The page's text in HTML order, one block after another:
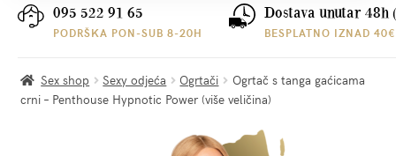
Plaćanje i dostava
095 522 91 65
PODRŠKA PON-SUB 8-20H
Dostava unutar 48h
BESPLATNO IZNAD 40€
Sex shop Sexy odjeća Ogrtači
Ogrtač s tanga gaćicama
crni – Penthouse Hypnotic Power (više veličina)